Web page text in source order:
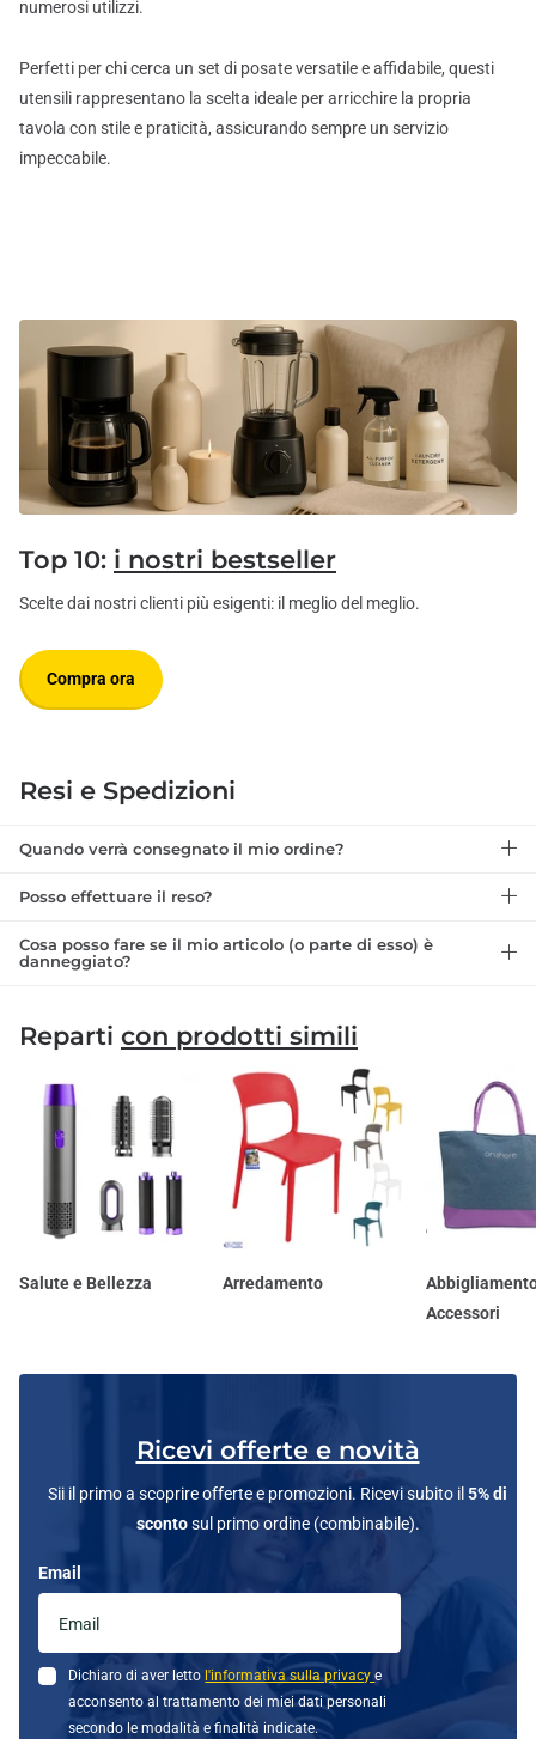
numerosi utilizzi.
Perfetti per chi cerca un set di posate versatile e affidabile, questi
utensili rappresentano la scelta ideale per arricchire la propria
tavola con stile e praticità, assicurando sempre un servizio
impeccabile.
Top 10: i nostri bestseller
Scelte dai nostri clienti più esigenti: il meglio del meglio.
Compra ora
Resi e Spedizioni
Quando verrà consegnato il mio ordine?
Posso effettuare il reso?
Cosa posso fare se il mio articolo (o parte di esso) è
danneggiato?
Reparti con prodotti simili
Salute e Bellezza Arredamento
Accessori
Ricevi offerte e novità
Sii il primo a scoprire offerte e promozioni. Ricevi subito il 5% di
scontosul primo ordine (combinabile).
Email
Dichiaro di aver letto l'informativa sulla privacye
acconsento al trattamento dei miei dati personali
secondo le modalità e finalità indicate.